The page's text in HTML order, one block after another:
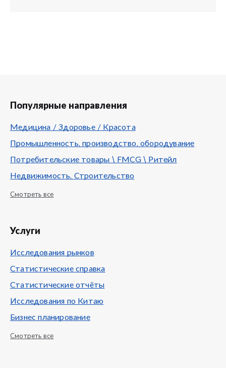
Популярные направления
Медицина / Здоровье / Красота
Промышленность, производство, обородувание
Потребительские товары \ FMCG \ Ритейл
Недвижимость, Строительство
Смотреть все
Услуги
Исследования рынков
Статистические справка
Статистические отчёты
Исследования по Китаю
Бизнес планирование
Смотреть все